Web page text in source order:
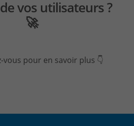
vos utilisateurs ?
🚀
vous pour en savoir plus 👇